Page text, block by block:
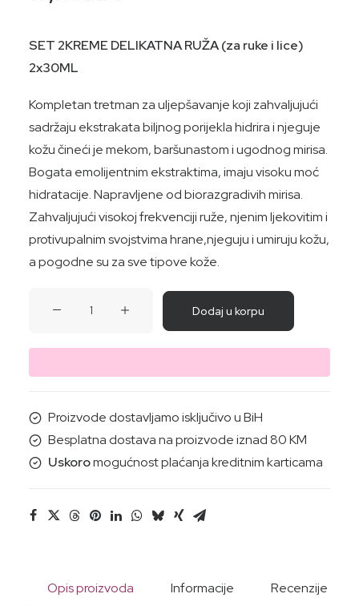
SET 2KREME DELIKATNA RUŽA (za ruke i lice)
2x30ML
Kompletan tretman za uljepšavanje koji zahvaljujući
sadržaju ekstrakata biljnog porijekla hidrira i njeguje
kožu čineći je mekom, baršunastom i ugodnog mirisa.
Bogata emolijentnim ekstraktima, imaju visoku moć
hidratacije. Napravljene od biorazgradivih mirisa.
Zahvaljujući visokoj frekvenciji ruže, njenim ljekovitim i
protivupalnim svojstvima hrane,njeguju i umiruju kožu,
a pogodne su za sve tipove kože.
ruke
lice)
Dodaj u korpu
Proizvode dostavljamo isključivo u BiH
Besplatna dostava na proizvode iznad 80 KM
Uskoromogućnost plaćanja kreditnim karticama
Opis proizvoda Informacije Recenzije